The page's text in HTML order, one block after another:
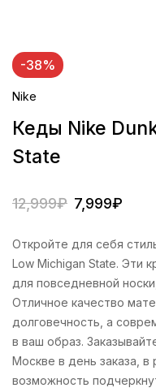
-38%
Nike
Кеды Nike
State
12,999₽ 7,999₽
Откройте для себя
Low Michigan State. Эти
для повседневной
Отличное качество
долговечность, а
в ваш образ.
Москве в день заказа, в
возможность